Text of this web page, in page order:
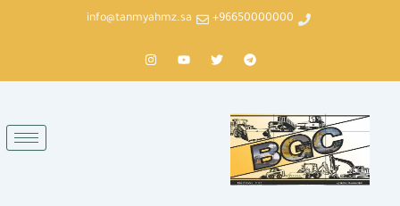
96650000000+
info@tanmyahmz.sa
T
e
r
a
m
T
w
Y
o
I
n